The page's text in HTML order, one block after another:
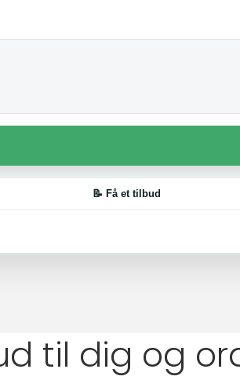
📝 Få et tilbud
til dig og